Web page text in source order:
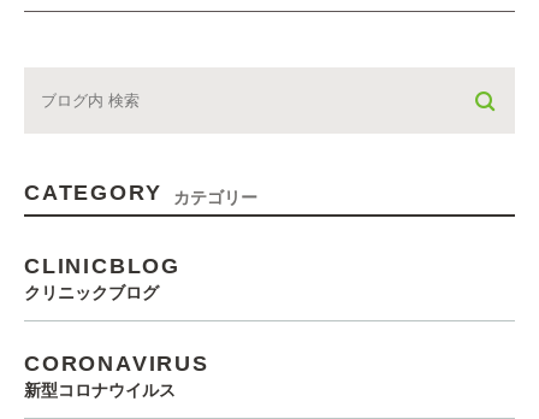
CATEGORY カテゴリー
CLINICBLOG
クリニックブログ
CORONAVIRUS
新型コロナウイルス